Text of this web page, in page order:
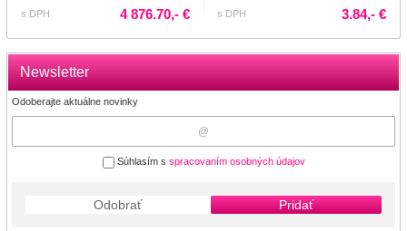
Newsletter
Odoberajte aktuálne novinky
Súhlasím s spracovaním osobných údajov
Odobrať Pridať
s DPH 4 876.70,- €
s DPH
3.84,- €